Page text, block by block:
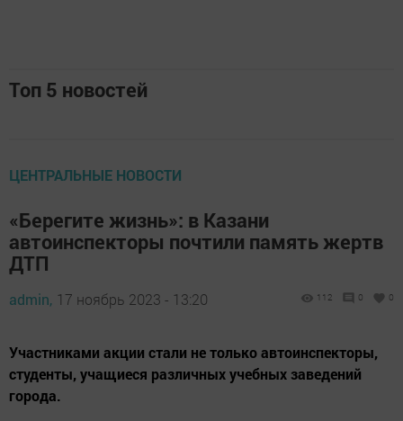
Топ 5 новостей
ЦЕНТРАЛЬНЫЕ НОВОСТИ
«Берегите жизнь»: в Казани
автоинспекторы почтили память жертв
ДТП
admin, 17 ноябрь 2023 - 13:20 112 0 0
Участниками акции стали не только автоинспекторы,
студенты, учащиеся различных учебных заведений
города.